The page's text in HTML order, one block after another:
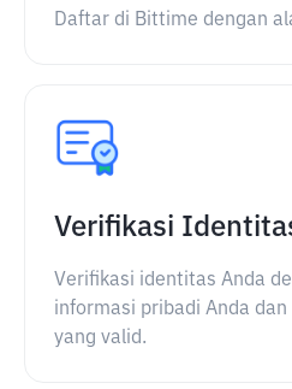
Daftar di Bittime dengan
Verifikasi
Verifikasi identitas Anda
informasi pribadi Anda
yang valid.